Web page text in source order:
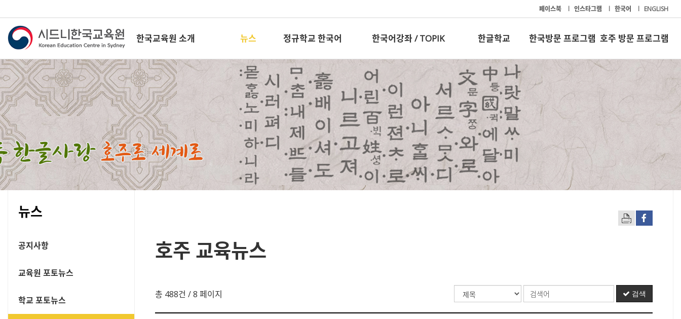
페이스북 l 인스타그램 l 한국어 l ENGLISH
한국교육원 소개 뉴스 정규학교 한국어 한국어강좌 / TOPIK 한글학교 한국방문 프로그램 호주 방문 프로그램
뉴스
공지사항
교육원 포토뉴스
학교 포토뉴스
호주 교육뉴스
총 488건 / 8 페이지 검색